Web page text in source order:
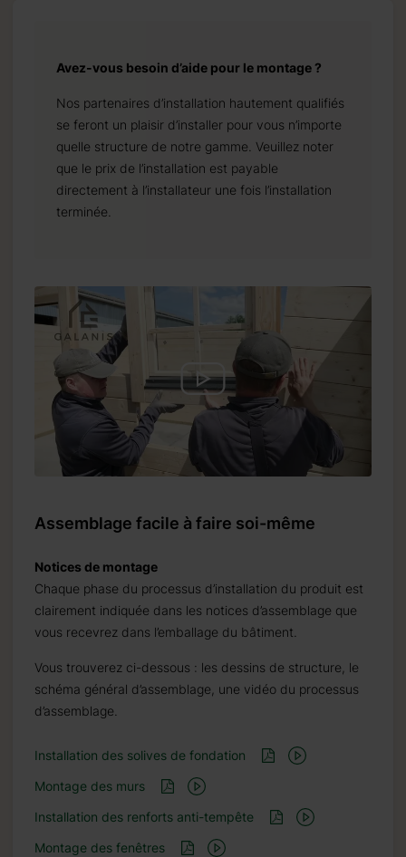
Avez-vous besoin d’aide pour le montage ?
Nos partenaires d’installation hautement qualifiés
se feront un plaisir d’installer pour vous n’importe
quelle structure de notre gamme. Veuillez noter
que le prix de l’installation est payable
directement à l’installateur une fois l’installation
terminée.
Assemblage facile à faire soi-même
Notices de montage
Chaque phase du processus d’installation du produit est
clairement indiquée dans les notices d’assemblage que
vous recevrez dans l’emballage du bâtiment.
Vous trouverez ci-dessous : les dessins de structure, le
schéma général d’assemblage, une vidéo du processus
d’assemblage.
Installation des solives de fondation
Montage des murs
Installation des renforts anti-tempête
Montage des fenêtres